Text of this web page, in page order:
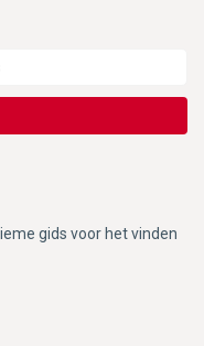
gids voor het vinden